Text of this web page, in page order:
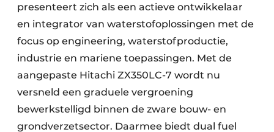
presenteert zich als een actieve ontwikkelaar
en integrator van waterstofoplossingen met de
focus op engineering, waterstofproductie,
industrie en mariene toepassingen. Met de
aangepaste Hitachi ZX350LC-7 wordt nu
versneld een graduele vergroening
bewerkstelligd binnen de zware bouw- en
grondverzetsector. Daarmee biedt dual fuel